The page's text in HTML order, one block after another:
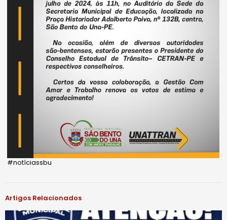
#notíciassbu
Artigos Relacionados